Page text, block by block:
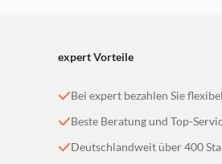
expert Vorteile
Bei expert bezahlen Sie
Beste Beratung und Top-
Deutschlandweit über 400